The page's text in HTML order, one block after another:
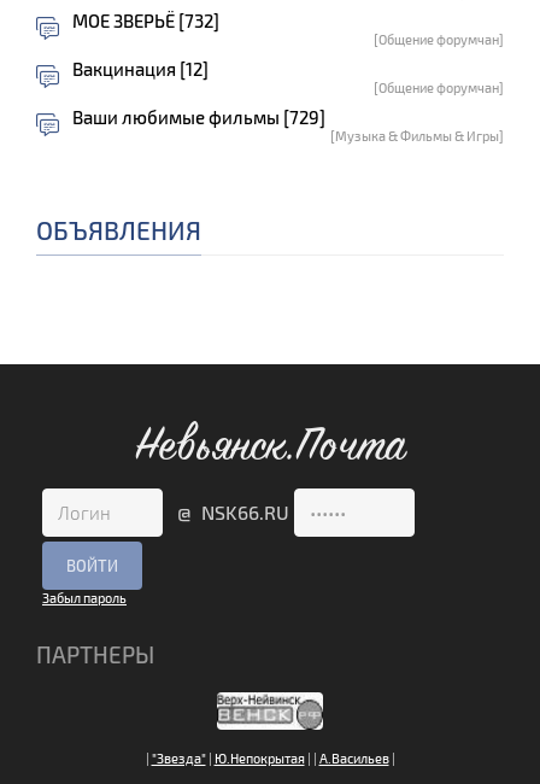
МОЕ ЗВЕРЬЁ [732]
[Общение форумчан]
Вакцинация [12]
[Общение форумчан]
Ваши любимые фильмы [729]
[Музыка & Фильмы & Игры]
ОБЪЯВЛЕНИЯ
Невьянск.Почта
@ NSK66.RU
Забыл пароль
ПАРТНЕРЫ
| "Звезда"| Ю.Непокрытая| | А.Васильев|